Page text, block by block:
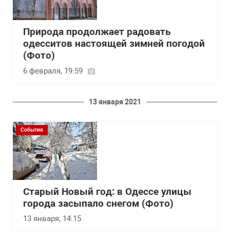
Природа продолжает радовать
одесситов настоящей зимней погодой
(Фото)
6 февраля, 19:59
13 января 2021
События
Старый Новый год: в Одессе улицы
города засыпало снегом (Фото)
13 января, 14:15